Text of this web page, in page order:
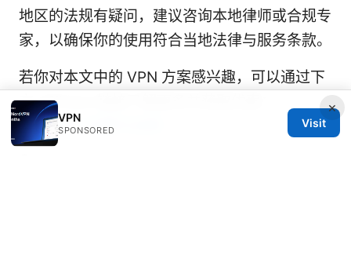
地区的法规有疑问，建议咨询本地律师或合规专
家，以确保你的使用符合当地法律与服务条款。
若你对本文中的 VPN 方案感兴趣，可以通过下
方 Affiliate 链接了解更多并获取优惠：
NordVPN 优惠与试用
×
VPN
SPONSORED
Visit